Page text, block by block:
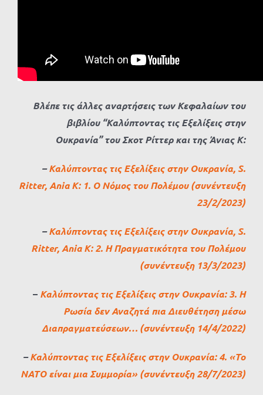
Βλέπε τις άλλες αναρτήσεις των Κεφαλαίων του
βιβλίου “Καλύπτοντας τις Εξελίξεις στην
Ουκρανία” του Σκοτ Ρίττερ και της Άνιας Κ:
–Καλύπτοντας τις Εξελίξεις στην Ουκρανία, S.
Ritter, Ania K: 1. Ο Νόμος του Πολέμου (συνέντευξη
23/2/2023)
–Καλύπτοντας τις Εξελίξεις στην Ουκρανία, S.
Ritter, Ania K: 2. Η Πραγματικότητα του Πολέμου
(συνέντευξη 13/3/2023)
– Καλύπτοντας τις Εξελίξεις στην Ουκρανία: 3. Η
Ρωσία δεν Αναζητά πια Διευθέτηση μέσω
Διαπραγματεύσεων… (συνέντευξη 14/4/2022)
–Καλύπτοντας τις Εξελίξεις στην Ουκρανία: 4. «Το
ΝΑΤΟ είναι μια Συμμορία» (συνέντευξη 28/7/2023)